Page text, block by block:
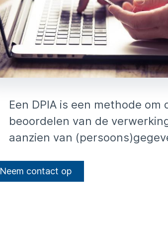
Een DPIA is een methode
beoordelen van de
aanzien van
Neem contact op